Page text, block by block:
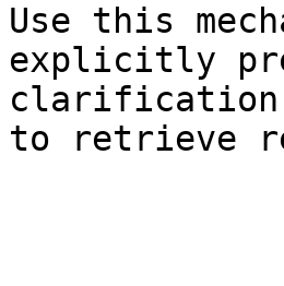
Use this
explicitly
clarification